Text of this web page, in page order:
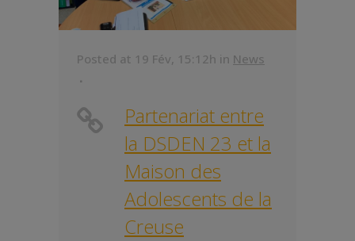
Posted at 19 Fév, 15:12h in News
Partenariat entre
la DSDEN 23 et la
Maison des
Adolescents de la
Creuse